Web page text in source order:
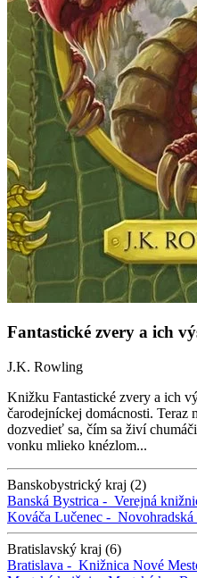
Fantastické zvery a ich
J.K. Rowling
Knižku Fantastické zvery a ich
čarodejníckej domácnosti.
dozvedieť sa, čím sa živí
vonku mlieko knézlom...
Banskobystrický kraj (2)
Banská Bystrica - Verejná
Kováča Lučenec - Novohradská
Bratislavský kraj (6)
Bratislava - Knižnica Nové